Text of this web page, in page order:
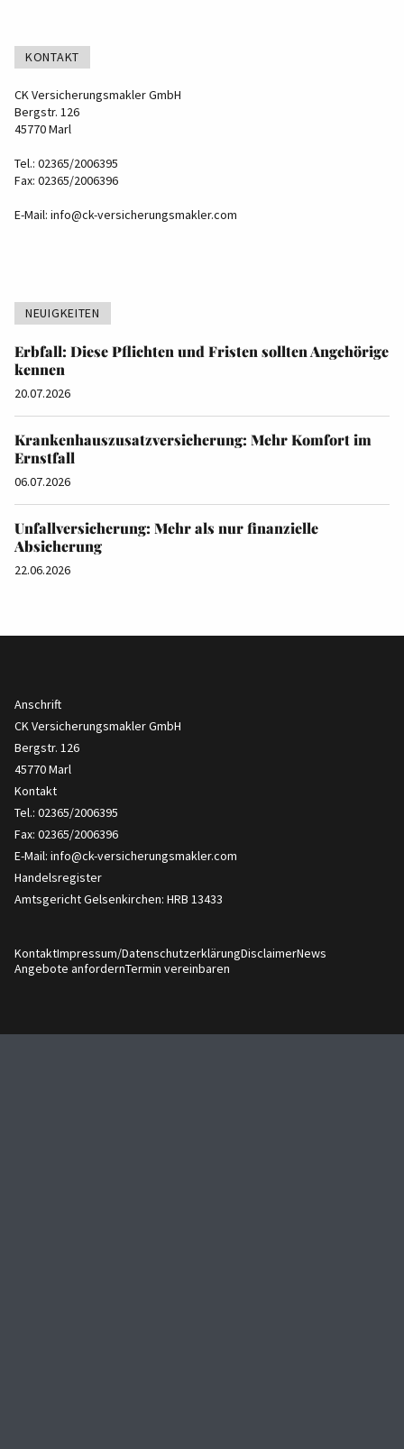
KONTAKT
CK Versicherungsmakler GmbH
Bergstr. 126
45770 Marl
Tel.: 02365/2006395
Fax: 02365/2006396
E-Mail: info@ck-versicherungsmakler.com
NEUIGKEITEN
Erbfall: Diese Pflichten und Fristen sollten Angehörige
kennen
20.07.2026
Krankenhauszusatzversicherung: Mehr Komfort im
Ernstfall
06.07.2026
Unfallversicherung: Mehr als nur finanzielle
Absicherung
22.06.2026
Anschrift
CK Versicherungsmakler GmbH
Bergstr. 126
45770 Marl
Kontakt
Tel.: 02365/2006395
Fax: 02365/2006396
E-Mail: info@ck-versicherungsmakler.com
Handelsregister
Amtsgericht Gelsenkirchen: HRB 13433
KontaktImpressum/DatenschutzerklärungDisclaimerNews
Angebote anfordernTermin vereinbaren